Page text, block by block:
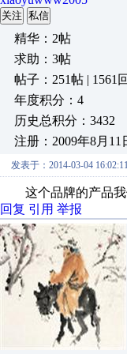
关注 私信
精华：2帖
求助：3帖
帖子：251帖 | 1561回
年度积分：4
历史总积分：3432
注册：2009年8月11
发表于：2014-03-04 16:02:11
这个品牌的产品我
回复 引用 举报